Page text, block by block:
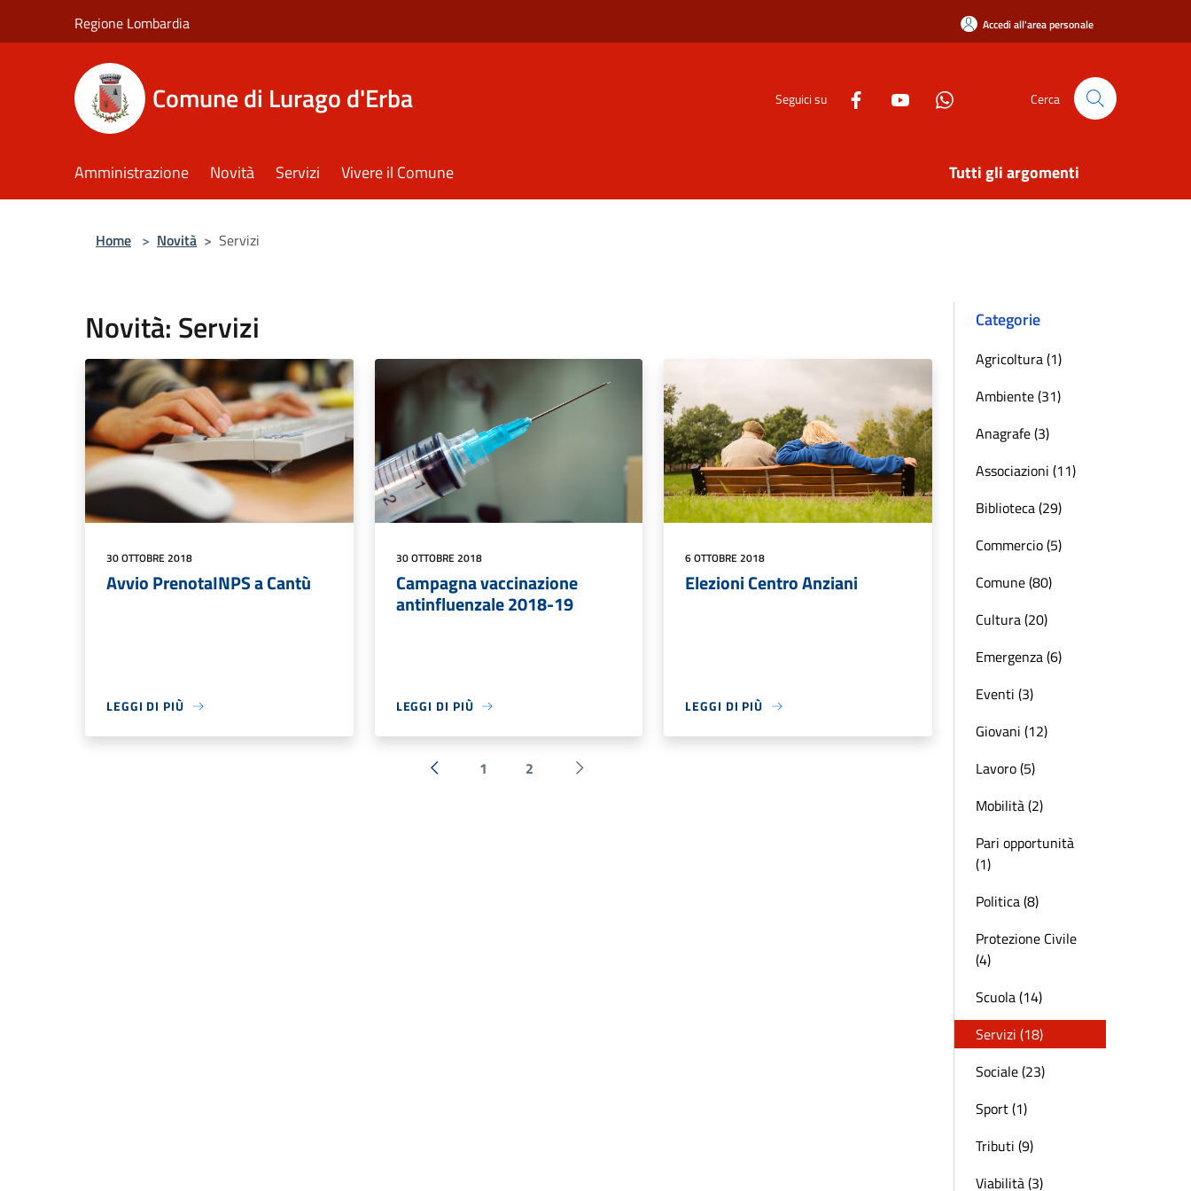
Regione Lombardia Accedi all'area personale
Comune di Lurago d'Erba Seguici su Cerca
Amministrazione Novità Servizi Vivere il Comune Tutti gli argomenti
Home > Novità > Servizi
Novità: Servizi
30 OTTOBRE 2018
Avvio PrenotaINPS a Cantù
LEGGI DI PIÙ
30 OTTOBRE 2018
Campagna vaccinazione
antinfluenzale 2018-19
LEGGI DI PIÙ
6 OTTOBRE 2018
Elezioni Centro Anziani
LEGGI DI PIÙ
« Precedente
1 2
Successiva »
Categorie
Agricoltura (1)
Ambiente (31)
Anagrafe (3)
Associazioni (11)
Biblioteca (29)
Commercio (5)
Comune (80)
Cultura (20)
Emergenza (6)
Eventi (3)
Giovani (12)
Lavoro (5)
Mobilità (2)
Pari opportunità
(1)
Politica (8)
Protezione Civile
(4)
Scuola (14)
Servizi (18)
Sociale (23)
Sport (1)
Tributi (9)
Viabilità (3)